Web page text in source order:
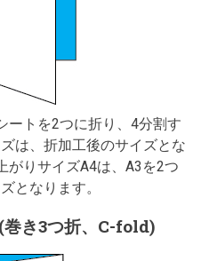
ートを2つに折り、4分割す
は、折加工後のサイズとな
がりサイズA4は、A3を2つ
となります。
巻き3つ折、C-fold)